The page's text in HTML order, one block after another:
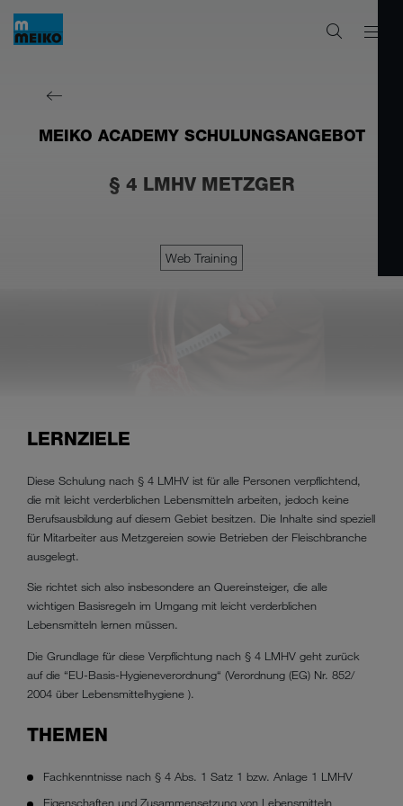
MEIKO ACADEMY SCHULUNGSANGEBOT
§ 4 LMHV METZGER
Web Training
LERNZIELE
Diese Schulung nach § 4 LMHV ist für alle Personen verpflichtend,
die mit leicht verderblichen Lebensmitteln arbeiten, jedoch keine
Berufsausbildung auf diesem Gebiet besitzen. Die Inhalte sind speziell
für Mitarbeiter aus Metzgereien sowie Betrieben der Fleischbranche
ausgelegt.
Sie richtet sich also insbesondere an Quereinsteiger, die alle
wichtigen Basisregeln im Umgang mit leicht verderblichen
Lebensmitteln lernen müssen.
Die Grundlage für diese Verpflichtung nach § 4 LMHV geht zurück
auf die “EU-Basis-Hygieneverordnung“ (Verordnung (EG) Nr. 852/
2004 über Lebensmittelhygiene ).
THEMEN
Fachkenntnisse nach § 4 Abs. 1 Satz 1 bzw. Anlage 1 LMHV
Eigenschaften und Zusammensetzung von Lebensmitteln